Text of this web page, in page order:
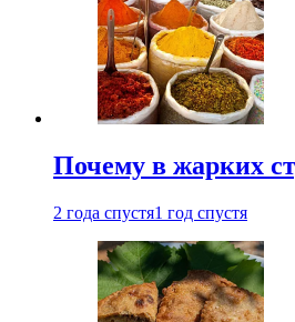
Почему в жарких
2 года спустя1 год спустя